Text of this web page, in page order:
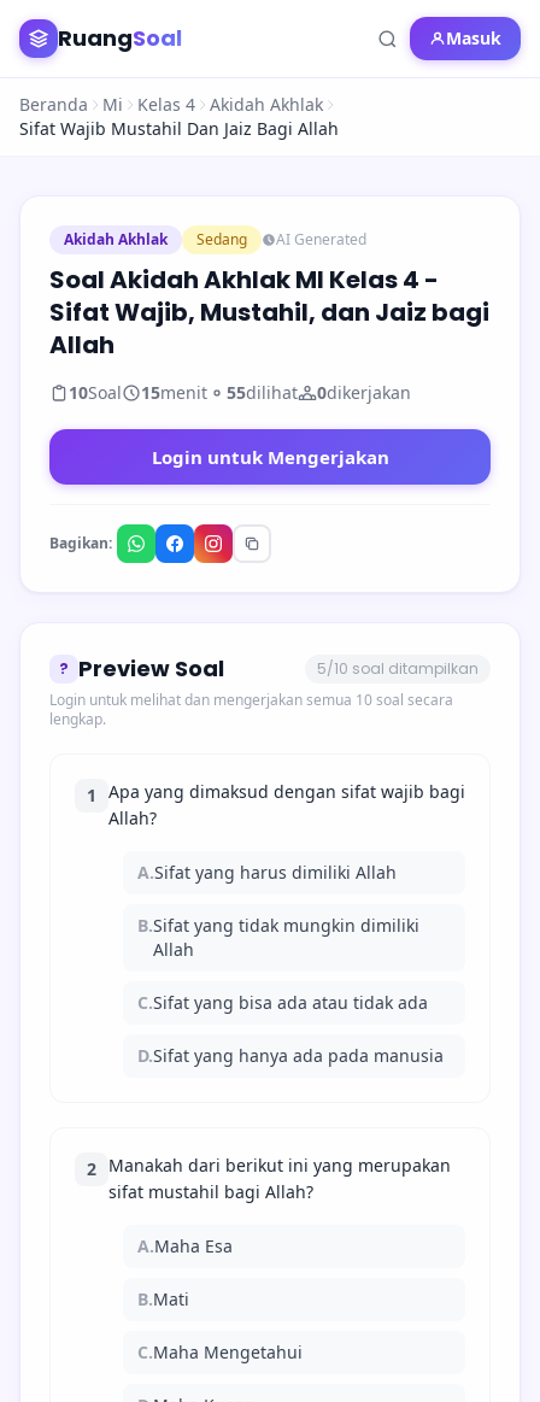
RuangSoal Masuk
Beranda Mi Kelas 4
Akidah Akhlak
Sifat Wajib Mustahil Dan Jaiz Bagi Allah
Akidah Akhlak Sedang AI Generated
Soal Akidah Akhlak MI Kelas 4 -
Sifat Wajib, Mustahil, dan Jaiz bagi
Allah
10Soal 15menit 55dilihat 0dikerjakan
Login untuk Mengerjakan
Bagikan:
? Preview Soal
5/10 soal ditampilkan
Login untuk melihat dan mengerjakan semua 10 soal secara
lengkap.
1
Apa yang dimaksud dengan sifat wajib bagi
Allah?
A.Sifat yang harus dimiliki Allah
B.Sifat yang tidak mungkin dimiliki
Allah
C.Sifat yang bisa ada atau tidak ada
D.Sifat yang hanya ada pada manusia
2 Manakah dari berikut ini yang merupakan
sifat mustahil bagi Allah?
A.Maha Esa
B.Mati
C.Maha Mengetahui